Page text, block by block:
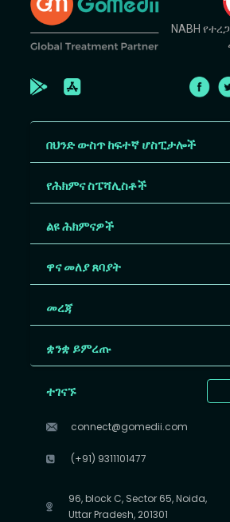
NABH
በህንድ ውስጥ ከፍተኛ ሆስፒታሎች
የሕክምና ስፔሻሊስቶች
ልዩ ሕክምናዎች
ዋና መለያ ጸባያት
መረጃ
ቋንቋ ይምረጡ
ተገናኙ
connect@gomedii.com
(+91) 9311101477
96, block C, Sector 65, Noida,
Uttar Pradesh, 201301